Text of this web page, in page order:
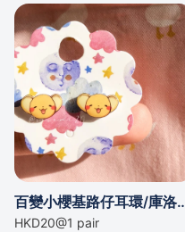
百變小櫻基路仔耳
HKD20@1 pair